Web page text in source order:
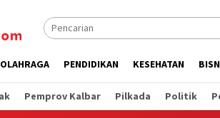
OLAHRAGA PENDIDIKAN KESEHATAN
Pemprov Kalbar Pilkada Politik